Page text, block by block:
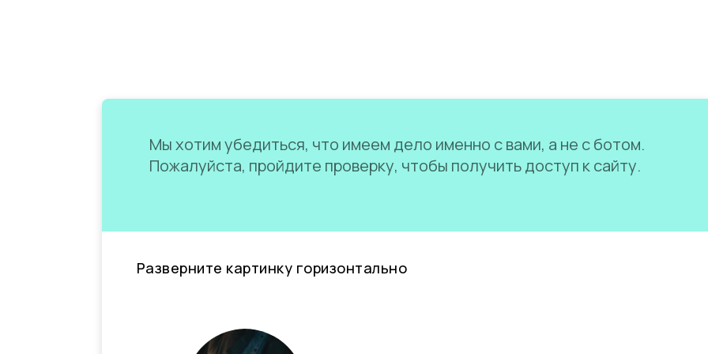
Мы хотим убедиться, что имеем дело именно с вами, а не с ботом.
Пожалуйста, пройдите проверку, чтобы получить доступ к сайту.
Разверните картинку горизонтально